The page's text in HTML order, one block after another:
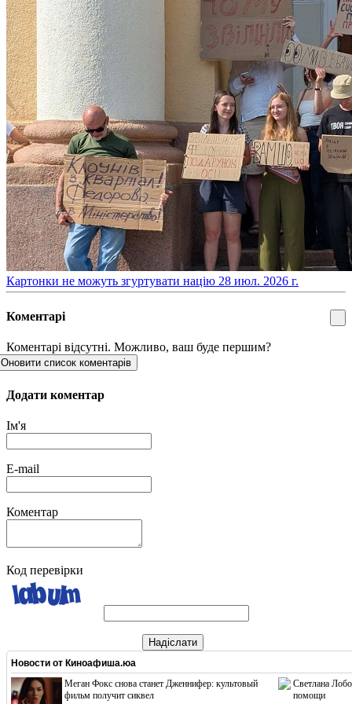
​Картонки не можуть згуртувати націю 28 июл. 2026 г.
Коментарі
Коментарі відсутні. Можливо, ваш буде першим?
Оновити список коментарів
Додати коментар
Ім'я
E-mail
Коментар
Код перевірки
Надіслати
Новости от Киноафиша.юа
Меган Фокс снова станет Дженнифер: культовый
фильм получит сиквел
Светлана
помощи